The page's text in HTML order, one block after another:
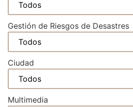
Gestión de Riesgos de Desastres
Ciudad
Multimedia